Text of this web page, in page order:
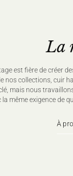
La
est fière de créer
nos collections, cuir
mais nous
la même exigence de
À